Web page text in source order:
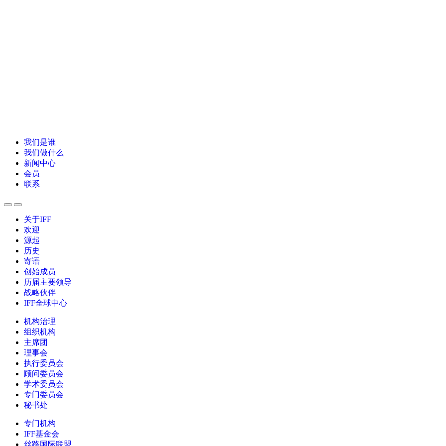
我们是谁
我们做什么
新闻中心
会员
联系
关于IFF
欢迎
源起
历史
寄语
创始成员
历届主要领导
战略伙伴
IFF全球中心
机构治理
组织机构
主席团
理事会
执行委员会
顾问委员会
学术委员会
专门委员会
秘书处
专门机构
IFF基金会
丝路国际联盟